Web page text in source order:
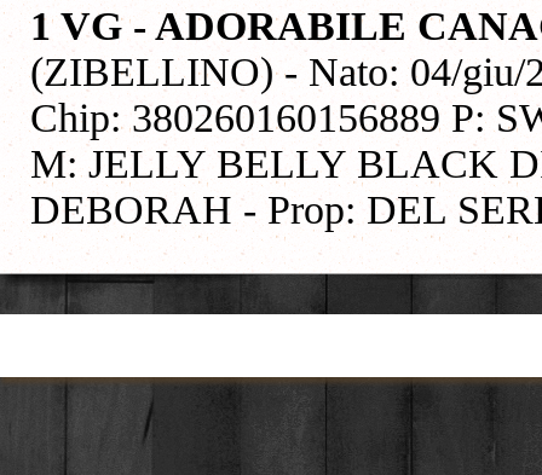
1 VG - ADORABILE
(ZIBELLINO) - Nato: 04/giu/
Chip: 380260160156889 P:
M: JELLY BELLY BLACK
DEBORAH - Prop: DEL